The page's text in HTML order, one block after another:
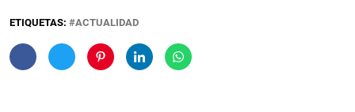
ETIQUETAS: ACTUALIDAD